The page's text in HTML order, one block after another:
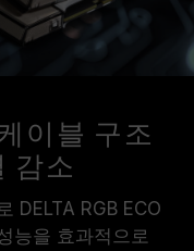
이블 구조
감소
DELTA RGB ECO
능을 효과적으로